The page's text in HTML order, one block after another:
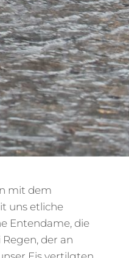
mit dem
uns etliche
Entendame, die
der an